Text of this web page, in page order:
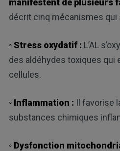
décrit cinq mécanismes qui
◦ Stress oxydatif : L’AL
des aldéhydes toxiques qui
cellules.
◦ Inflammation : Il favorise
substances chimiques
◦ Dysfonction